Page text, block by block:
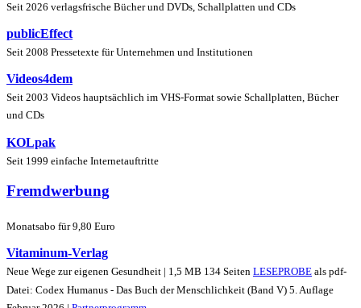
Seit 2026 verlagsfrische Bücher und DVDs, Schallplatten und CDs
publicEffect
Seit 2008 Pressetexte für Unternehmen und Institutionen
Videos4dem
Seit 2003 Videos hauptsächlich im VHS-Format sowie Schallplatten, Bücher
und CDs
KOLpak
Seit 1999 einfache Internetauftritte
Fremdwerbung
Monatsabo für 9,80 Euro
Vitaminum-Verlag
Neue Wege zur eigenen Gesundheit | 1,5 MB 134 Seiten LESEPROBE als pdf-
Datei: Codex Humanus - Das Buch der Menschlichkeit (Band V) 5. Auflage